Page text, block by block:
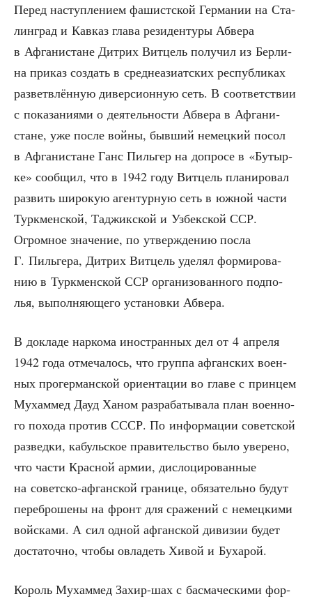
Перед наступ­ле­ни­ем фашист­ской Гер­ма­нии на Ста­
лин­град и Кав­каз гла­ва рези­ден­ту­ры Абве­ра
в Афга­ни­стане Дит­рих Вит­цель полу­чил из Бер­ли­
на при­каз создать в сред­не­ази­ат­ских рес­пуб­ли­ках
раз­ветв­лён­ную дивер­си­он­ную сеть. В соот­вет­ствии
с пока­за­ни­я­ми о дея­тель­но­сти Абве­ра в Афга­ни­
стане, уже после вой­ны, быв­ший немец­кий посол
в Афга­ни­стане Ганс Пиль­гер на допро­се в «Бутыр­
ке» сооб­щил, что в 1942 году Вит­цель пла­ни­ро­вал
раз­вить широ­кую аген­тур­ную сеть в южной части
Турк­мен­ской, Таджик­ской и Узбек­ской ССР.
Огром­ное зна­че­ние, по утвер­жде­нию посла
Г. Пиль­ге­ра, Дит­рих Вит­цель уде­лял фор­ми­ро­ва­
нию в Турк­мен­ской ССР орга­ни­зо­ван­но­го под­по­
лья, выпол­ня­ю­ще­го уста­нов­ки Абвера.
В докла­де нар­ко­ма ино­стран­ных дел от 4 апре­ля
1942 года отме­ча­лось, что груп­па афган­ских воен­
ных про­гер­ман­ской ори­ен­та­ции во гла­ве с прин­цем
Мухам­мед Дауд Ханом раз­ра­ба­ты­ва­ла план воен­но­
го похо­да про­тив СССР. По инфор­ма­ции совет­ской
раз­вед­ки, кабуль­ское пра­ви­тель­ство было уве­ре­но,
что части Крас­ной армии, дис­ло­ци­ро­ван­ные
на совет­ско-афган­ской гра­ни­це, обя­за­тель­но будут
пере­бро­ше­ны на фронт для сра­же­ний с немец­ки­ми
вой­ска­ми. А сил одной афган­ской диви­зии будет
доста­точ­но, что­бы овла­деть Хивой и Бухарой.
Король Мухам­мед Захир-шах с бас­ма­че­ски­ми фор­